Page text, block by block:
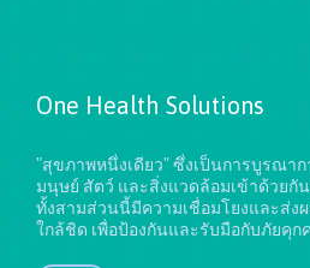
One Health Solutions
"สุขภาพหนึ่งเดียว" ซึ่งเป็นการบูรณา
มนุษย์ สัตว์ และสิ่งแวดล้อมเข้าด้วยกั
ทั้งสามส่วนนี้มีความเชื่อมโยงและส่ง
ใกล้ชิด เพื่อป้องกันและรับมือกับภัยคุ